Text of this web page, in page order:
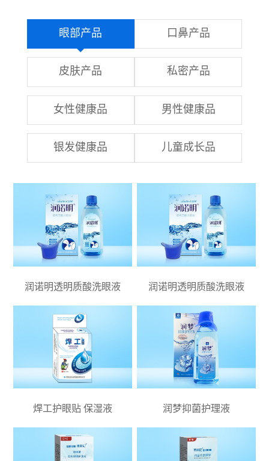
眼部产品 口鼻产品
皮肤产品 私密产品
女性健康品 男性健康品
银发健康品 儿童成长品
润诺明透明质酸洗眼液 润诺明透明质酸洗眼液
焊工护眼贴 保湿液 润梦抑菌护理液